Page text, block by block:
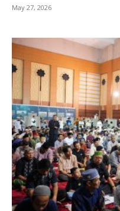
May 27, 2026